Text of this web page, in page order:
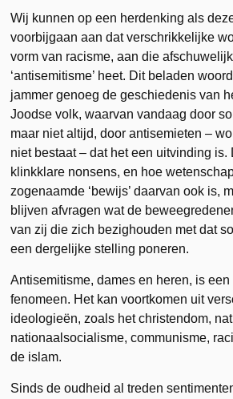
Wij kunnen op een herdenking als
voorbijgaan aan dat verschrikkelijke
vorm van racisme, aan die
‘antisemitisme’ heet. Dit beladen
jammer genoeg de geschiedenis van
Joodse volk, waarvan vandaag door
maar niet altijd, door antisemieten –
niet bestaat – dat het een uitvinding is.
klinkklare nonsens, en hoe
zogenaamde ‘bewijs’ daarvan ook is,
blijven afvragen wat de
van zij die zich bezighouden met dat
een dergelijke stelling poneren.
Antisemitisme, dames en heren, is
fenomeen. Het kan voortkomen uit
ideologieën, zoals het christendom,
nationaalsocialisme, communisme,
de islam.
Sinds de oudheid al treden